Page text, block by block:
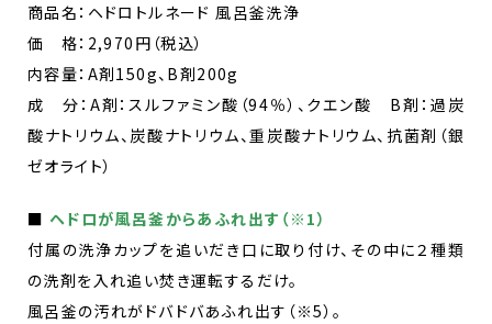
商品名：ヘドロトルネード 風呂釜洗浄
価 格：2,970円（税込）
内容量：A剤150g、B剤200g​
成 分：A剤：スルファミン酸（94％）、クエン酸 B剤：過炭
酸ナトリウム、炭酸ナトリウム、重炭酸ナトリウム、抗菌剤（銀
ゼオライト）
■ ヘドロが風呂釜からあふれ出す（※1）
付属の洗浄カップを追いだき口に取り付け、その中に２種類
の洗剤を入れ​追い焚き運転するだけ。
風呂釜の汚れがドバドバあふれ出す（※5）。